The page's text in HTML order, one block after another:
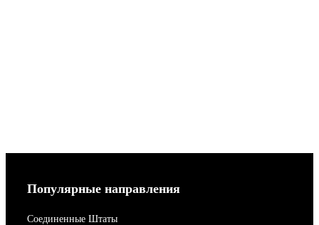
Популярные направления
Соединенные Штаты